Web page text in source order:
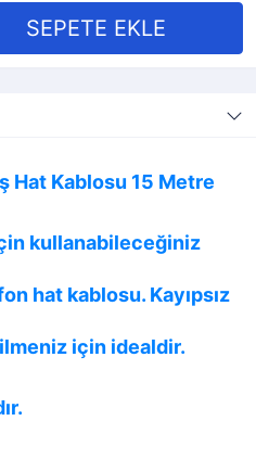
Hat Kablosu 15 Metre
kullanabileceğiniz
hat kablosu. Kayıpsız
için idealdir.